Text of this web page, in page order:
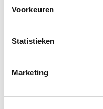
Voorkeuren
Statistieken
Marketing